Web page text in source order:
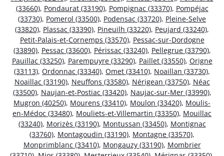
(33660), Pondaurat (33190), Pompignac (33370), Pompéjac
(33730), Pomerol (33500), Podensac (33720), Pleine-Selve
(33820), Plassac (33390), Pineuilh (33220), Peujard (33240),
Petit-Palais-et-Cornemps (33570), Pessac-sur-Dordogne
(33890), Pessac (33600), Périssac (33240), Pellegrue (33790),
Pauillac (33250), Parempuyre (33290), Paillet (33550), Origne
(33113), Ordonnac (33340), Omet (33410), Noaillan (33730),
Noaillac (33190), Neuffons (33580), Nérigean (33750), Néac
(33500), Naujan-et-Postiac (33420), Naujac-sur-Mer (33990),
Mugron (40250), Mourens (33410), Moulon (33420), Moulis-
en-Médoc (33480), Mouliets-et-Villemartin (33350), Mouillac
(33240), Morizès (33190), Montussan (33450), Montignac
(33760), Montagoudin (33190), Montagne (33570),
Monprimblanc (33410), Mongauzy (33190), Mombrier